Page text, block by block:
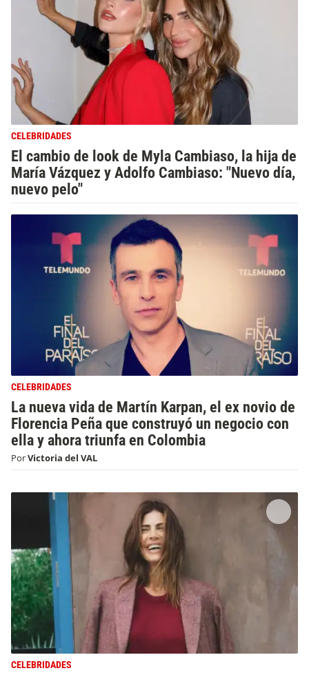
CELEBRIDADES
El cambio de look de Myla Cambiaso, la hija de
María Vázquez y Adolfo Cambiaso: "Nuevo día,
nuevo pelo"
CELEBRIDADES
La nueva vida de Martín Karpan, el ex novio de
Florencia Peña que construyó un negocio con
ella y ahora triunfa en Colombia
PorVictoria del VAL
CELEBRIDADES